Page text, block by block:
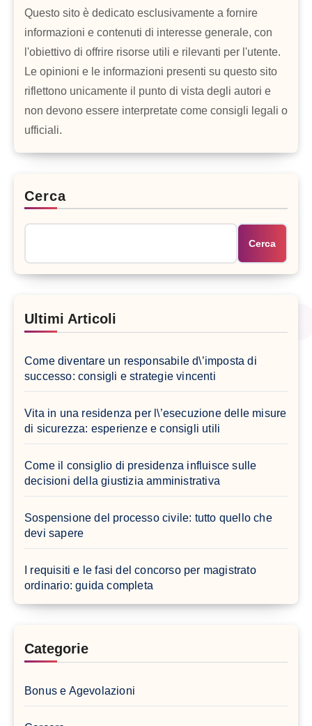
Questo sito è dedicato esclusivamente a fornire
informazioni e contenuti di interesse generale, con
l'obiettivo di offrire risorse utili e rilevanti per l'utente.
Le opinioni e le informazioni presenti su questo sito
riflettono unicamente il punto di vista degli autori e
non devono essere interpretate come consigli legali o
ufficiali.
Cerca
Cerca
Ultimi Articoli
Come diventare un responsabile d\’imposta di
successo: consigli e strategie vincenti
Vita in una residenza per l\’esecuzione delle misure
di sicurezza: esperienze e consigli utili
Come il consiglio di presidenza influisce sulle
decisioni della giustizia amministrativa
Sospensione del processo civile: tutto quello che
devi sapere
I requisiti e le fasi del concorso per magistrato
ordinario: guida completa
Categorie
Bonus e Agevolazioni